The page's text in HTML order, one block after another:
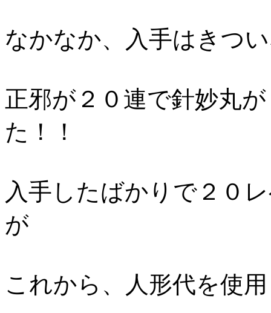
なかなか、入手はきつ
正邪が２０連で針妙丸
た！！
入手したばかりで２０
が
これから、人形代を使